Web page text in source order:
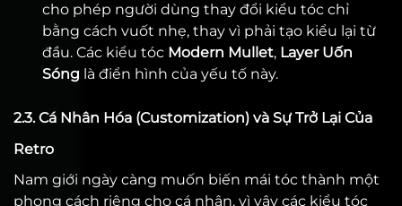
cho phép người dùng thay đổi kiểu tóc chỉ
bằng cách vuốt nhẹ, thay vì phải tạo kiểu lại từ
đầu. Các kiểu tóc Modern Mullet, Layer Uốn
Sóng là điển hình của yếu tố này.
2.3. Cá Nhân Hóa (Customization) và Sự Trở Lại Của
Retro
Nam giới ngày càng muốn biến mái tóc thành một
phong cách riêng cho cá nhân, vì vậy các kiểu tóc